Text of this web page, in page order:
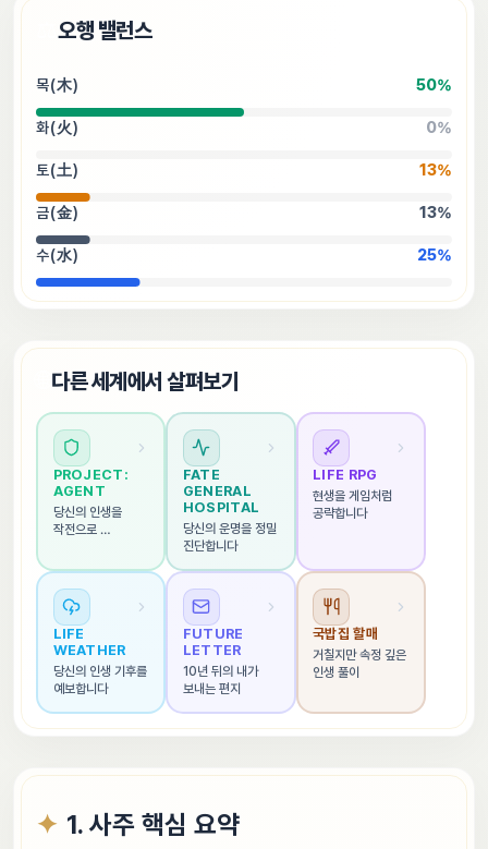
오행 밸런스
목(木) 50%
화(火) 0%
토(土) 13%
금(金) 13%
수(水) 25%
다른 세계에서 살펴보기
PROJECT:
AGENT
당신의 인생을
작전으로
FATE
GENERAL
HOSPITAL
당신의 운명을 정밀
진단합니다
LIFE RPG
현생을 게임처럼
공략합니다
LIFE
WEATHER
당신의 인생 기후를
예보합니다
FUTURE
LETTER
10년 뒤의 내가
보내는 편지
국밥집 할매
거칠지만 속정 깊은
인생 풀이
1. 사주 핵심 요약